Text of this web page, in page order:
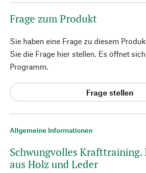
Allgemeine Informationen
Schwungvolles
aus Holz und Leder
Frage zum Produkt
Sie haben eine Frage zu diesem
Sie die Frage hier stellen. Es öffnet
Programm.
Frage stellen